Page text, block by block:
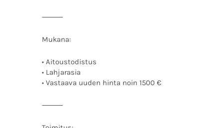
⸻
Mukana:
• Aitoustodistus
• Lahjarasia
• Vastaava uuden hinta noin 1500 €
⸻